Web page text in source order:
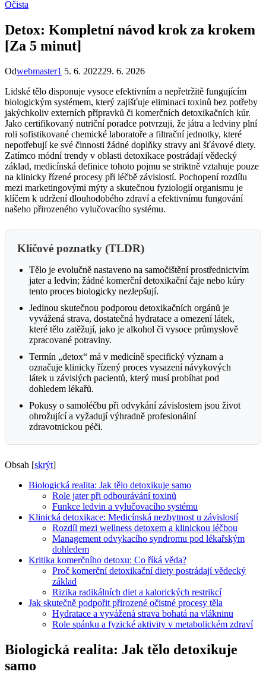
Očista
Detox: Kompletní návod krok za krokem
[Za 5 minut]
Odwebmaster1 5. 6. 202229. 6. 2026
Lidské tělo disponuje vysoce efektivním a nepřetržitě fungujícím
biologickým systémem, který zajišťuje eliminaci toxinů bez potřeby
jakýchkoliv externích přípravků či komerčních detoxikačních kúr.
Jako certifikovaný nutriční poradce potvrzuji, že játra a ledviny plní
roli sofistikované chemické laboratoře a filtrační jednotky, které
nepotřebují ke své činnosti žádné doplňky stravy ani šťávové diety.
Zatímco módní trendy v oblasti detoxikace postrádají vědecký
základ, medicínská definice tohoto pojmu se striktně vztahuje pouze
na klinicky řízené procesy při léčbě závislostí. Pochopení rozdílu
mezi marketingovými mýty a skutečnou fyziologií organismu je
klíčem k udržení dlouhodobého zdraví a efektivnímu fungování
našeho přirozeného vylučovacího systému.
Klíčové poznatky (TLDR)
Tělo je evolučně nastaveno na samočištění prostřednictvím
jater a ledvin; žádné komerční detoxikační čaje nebo kúry
tento proces biologicky nezlepšují.
Jedinou skutečnou podporou detoxikačních orgánů je
vyvážená strava, dostatečná hydratace a omezení látek,
které tělo zatěžují, jako je alkohol či vysoce průmyslově
zpracované potraviny.
Termín „detox“ má v medicíně specifický význam a
označuje klinicky řízený proces vysazení návykových
látek u závislých pacientů, který musí probíhat pod
dohledem lékařů.
Pokusy o samoléčbu při odvykání závislostem jsou život
ohrožující a vyžadují výhradně profesionální
zdravotnickou péči.
Obsah [skrýt]
Biologická realita: Jak tělo detoxikuje samo
Role jater při odbourávání toxinů
Funkce ledvin a vylučovacího systému
Klinická detoxikace: Medicínská nezbytnost u závislostí
Rozdíl mezi wellness detoxem a klinickou léčbou
Management odvykacího syndromu pod lékařským
dohledem
Kritika komerčního detoxu: Co říká věda?
Proč komerční detoxikační diety postrádají vědecký
základ
Rizika radikálních diet a kalorických restrikcí
Jak skutečně podpořit přirozené očistné procesy těla
Hydratace a vyvážená strava bohatá na vlákninu
Role spánku a fyzické aktivity v metabolickém zdraví
Biologická realita: Jak tělo detoxikuje
samo